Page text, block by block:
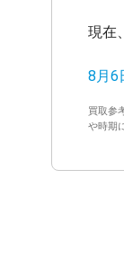
現在
8月6
買取参
や時期